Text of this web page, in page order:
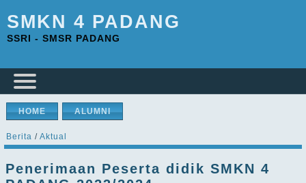
SMKN 4 PADANG
SSRI - SMSR PADANG
HOME ALUMNI
Berita / Aktual
Penerimaan Peserta didik SMKN 4